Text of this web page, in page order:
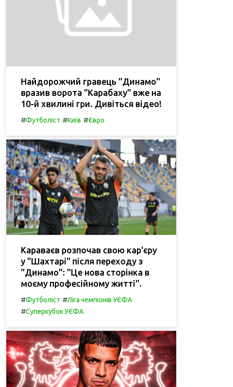
Найдорожчий гравець "Динамо"
вразив ворота "Карабаху" вже на
10-й хвилині гри. Дивіться відео!
#Футболіст #Київ #Євро
Караваєв розпочав свою кар'єру
у "Шахтарі" після переходу з
"Динамо": "Це нова сторінка в
моєму професійному житті".
#Футболіст #Ліга чемпіонів УЄФА
#Суперкубок УЄФА